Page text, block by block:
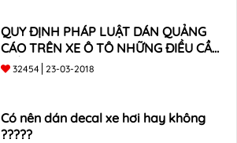
QUY ĐỊNH PHÁP LUẬT DÁN QUẢNG
CÁO TRÊN XE Ô TÔ NHỮNG ĐIỀU CẦN
BIẾT mới nhất 2018 ???
32454 23-03-2018
Có nên dán decal xe hơi hay không
?????